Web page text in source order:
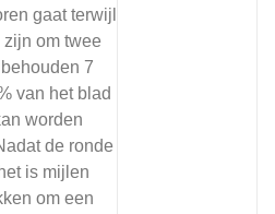
gaat terwijl
om twee
7
van het blad
worden
de ronde
is mijlen
om een